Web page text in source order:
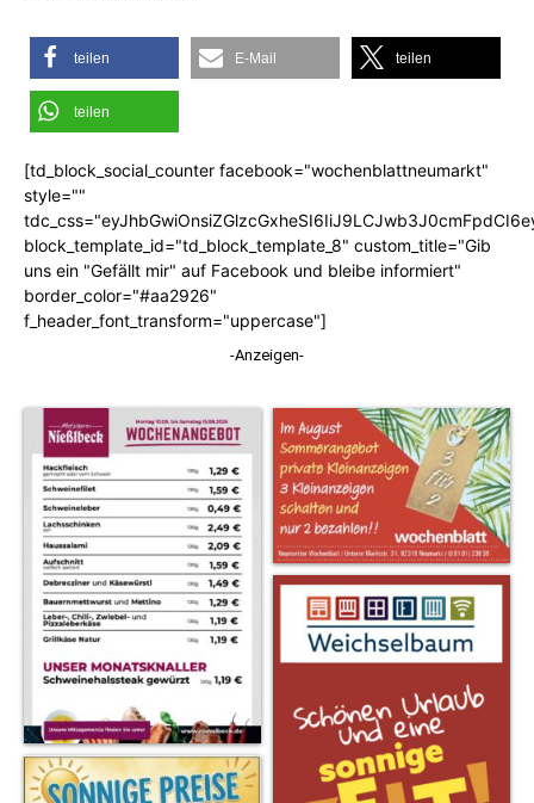
teilen E-Mail teilen
teilen
[td_block_social_counter facebook="wochenblattneumarkt"
style=""
block_template_id="td_block_template_8" custom_title="Gib
uns ein "Gefällt mir" auf Facebook und bleibe informiert"
border_color="#aa2926"
f_header_font_transform="uppercase"]
-Anzeigen-